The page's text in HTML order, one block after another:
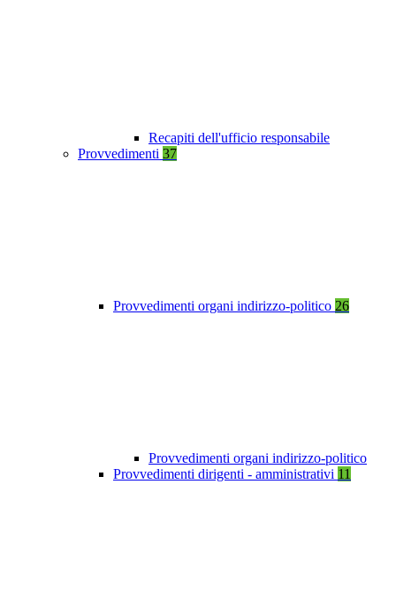
Recapiti dell'ufficio responsabile
Provvedimenti 37
Provvedimenti organi indirizzo-politico 26
Provvedimenti organi indirizzo-politico
Provvedimenti dirigenti - amministrativi 11